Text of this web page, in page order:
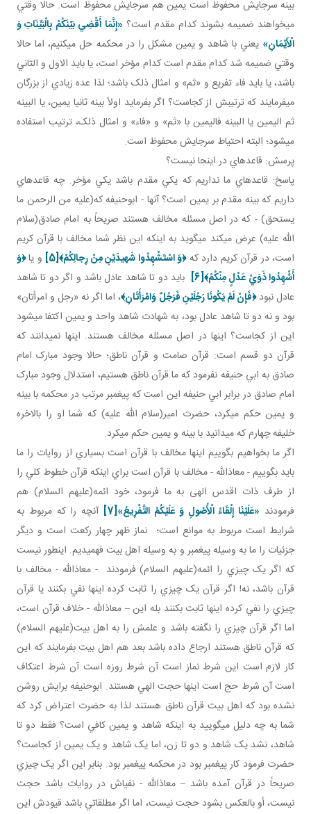
بينه سرجايش محفوظ است يمين هم سرجايش محفوظ است. حالا وقتي
مي خواهند ضميمه بشوند کدام مقدم است؟ «إِنَّمَا أَقْضِي‏ بَيْنَكُمْ بِالْبَيِّنَاتِ وَ
الْأَيْمَانِ» يعني با شاهد و يمين مشکل را در محکمه حل مي کنيم، اما حالا
وقتي ضميمه شد کدام مقدم است کدام مؤخر است، يا بايد الاول و الثاني
باشد، يا بايد فاء تفريع و «ثم» و امثال ذلک باشد؛ لذا عده زيادي از بزرگان
مي فرمايند که ترتيبش از کجاست؟ اگر بفرمايد اولاً بينه ثانيا يمين، يا البينه
ثم اليمين يا البينه فاليمين با «ثم» و «فاء» و امثال ذلک، ترتيب استفاده
مي شود؛ البته احتياط سرجايش محفوظ است.
پرسش: قاعده اي در اينجا نيست؟
پاسخ: قاعده اي ما نداريم که يکي مقدم باشد يکي مؤخر. چه قاعده اي
داريم که بينه مقدم بر يمين است؟ آنها - ابوحنيفه که(عليه من الرحمن ما
يستحق) - که در اصل مسئله مخالف هستند صريحاً به امام صادق(سلام
الله عليه) عرض مي­کند مي گويد به اينکه اين نظر شما مخالف با قرآن کريم
است، در قرآن کريم دارد که﴿وَ اسْتَشْهِدُوا شَهيدَيْنِ مِنْ رِجالِكُمْ﴾[5] و يا﴿وَ
أَشْهِدُوا ذَوَيْ عَدْلٍ مِنْكُمْ﴾[6]
بايد دو تا شاهد عادل باشد و اگر دو تا شاهد
عادل نبود﴿فَإِنْ لَمْ يَكُونَا رَجُلَيْنِ فَرَجُلٌ وَامْرَأَتَانِ﴾، اما اگر نه «رجل و امرأتان»
بود و نه دو تا شاهد عادل بود، به شهادت شاهد واحد و يمين اکتفا می­شود
اين از کجاست؟ اينها در اصل مسئله مخالف هستند. اينها نمي دانند که
قرآن دو قسم است: قرآن صامت و قرآن ناطق؛ حالا وجود مبارک امام
صادق به ابي حنيفه نفرمود که ما قرآن ناطق هستيم، استدلال وجود مبارک
امام صادق در برابر ابي حنيفه اين است که پيغمبر مرتب در محکمه با بينه
و يمين حکم مي کرد، حضرت امير(سلام الله عليه) که شما او را بالاخره
خليفه چهارم که مي دانيد با بينه و يمين حکم مي کرد.
اگر ما بخواهيم بگوييم اينها مخالف با قرآن است بسياري از روايات را ما
بايد بگوييم - معاذالله - مخالف با قرآن است براي اينکه قرآن خطوط کلي را
از طرف ذات اقدس الهی به ما فرمود، خود ائمه(عليهم السلام) هم
فرمودند «عَلَيْنَا إِلْقَاءُ الْأُصُولِ وَ عَلَيْكُمُ التَّفْرِيعُ»[7]
آنچه را که مربوط به
شرايط است مربوط به موانع است؛ نماز ظهر چهار رکعت است و ديگر
جزئيات را ما به وسيله پيغمبر و به وسيله اهل بيت فهميديم. اين طور نيست
که اگر يک چيزي را ائمه(عليهم السلام) فرمودند - معاذالله - مخالف با
قرآن باشد، نه! اگر قرآن يک چيزي را ثابت کرده اينها نفي بکنند يا قرآن
چيزي را نفي کرده اينها ثابت بکنند بله اين – معاذالله - خلاف قرآن است،
اما اگر قرآن چيزي را نگفته باشد و علمش را به اهل بيت(عليهم السلام)
که قرآن ناطق هستند ارجاع داده باشد بعد هم اهل بيت بفرمايند که اين
کار لازم است اين شرط نماز است آن شرط روزه است آن شرط اعتکاف
است آن شرط حج است اينها حجت الهي هستند. ابوحنيفه برايش روشن
نشده بود که اهل بيت قرآن ناطق هستند لذا به حضرت اعتراض کرد که
شما به چه دليل مي گوييد به اينکه شاهد و يمين کافي است؟ فقط دو تا
شاهد، نشد يک شاهد و دو تا زن، اما يک شاهد و يک يمين از کجاست؟
حضرت فرمود کار پيغمبر بود در محکمه پيغمبر بود. بنابر اين اگر يک چيزي
صريحاً در قرآن آمده باشد – معاذالله - نفي اش در روايات باشد حجت
نيست، أو بالعکس بشود حجت نيست، اما اگر مطلقاتي باشد قيودش اين